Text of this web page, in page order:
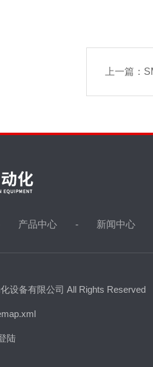
上一篇：
产品中心 新闻中心
设备有限公司 All Rights Reserved
陆